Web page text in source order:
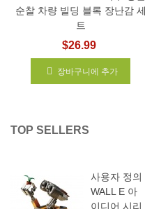
순찰 차량 빌딩 블록 장난감 세
트
$26.99
장바구니에 추가
TOP SELLERS
사용자 정의
WALL E 아
이디어 시리